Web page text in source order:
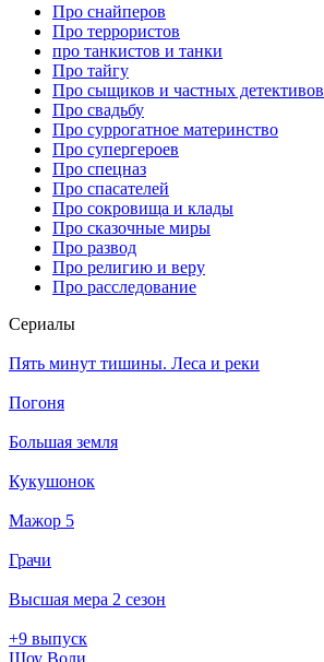
Про снайперов
Про террористов
про танкистов и танки
Про тайгу
Про сыщиков и частных детективов
Про свадьбу
Про суррогатное материнство
Про супергероев
Про спецназ
Про спасателей
Про сокровища и клады
Про сказочные миры
Про развод
Про религию и веру
Про расследование
Се­риа­лы
Пять минут тишины. Леса и реки
Погоня
Большая земля
Кукушонок
Мажор 5
Грачи
Высшая мера 2 сезон
+9 выпуск
Шоу Воли